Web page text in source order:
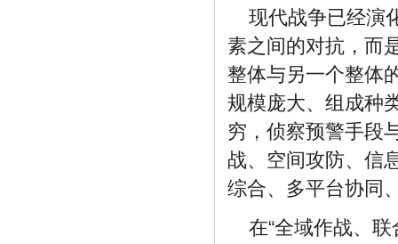
现代战争已经演
素之间的对抗，而
整体与另一个整体
规模庞大、组成种
穷，侦察预警手段
战、空间攻防、信
综合、多平台协同
在“全域作战、